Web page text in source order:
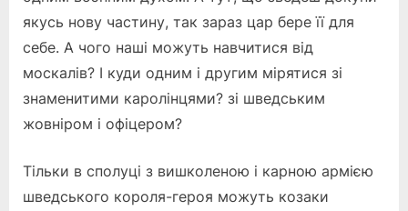
якусь нову частину, так зараз цар бере її для
себе. А чого наші можуть навчитися від
москалів? І куди одним і другим мірятися зі
знаменитими каролінцями? зі шведським
жовніром і офіцером?
Тільки в сполуці з вишколеною і карною армією
шведського короля-героя можуть козаки